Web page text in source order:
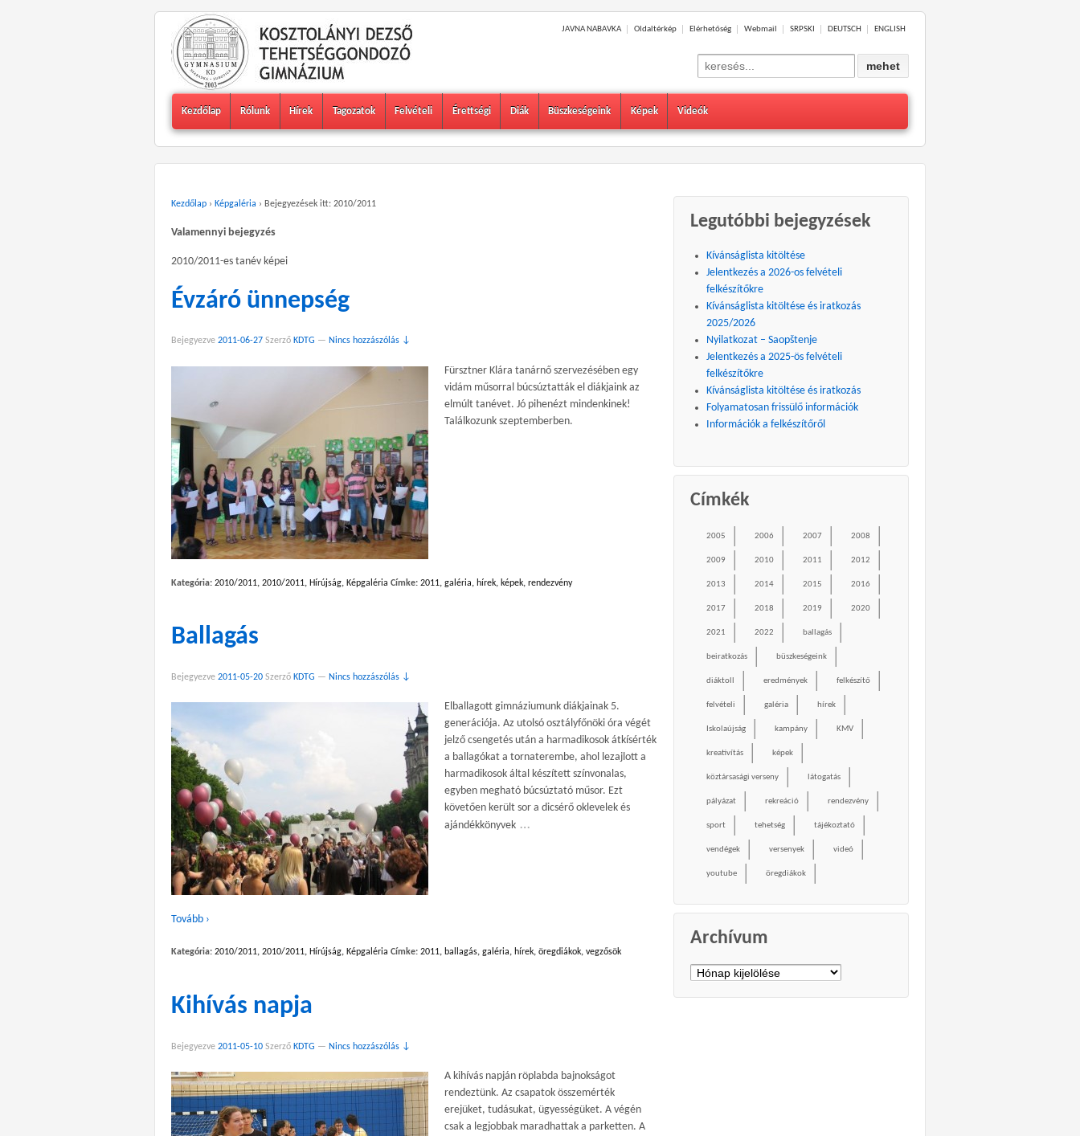
JAVNA NABAVKA Oldaltérkép Elérhetőség Webmail SRPSKI DEUTSCH ENGLISH
Search
for:
Kezdőlap Rólunk Hírek Tagozatok Felvételi Érettségi Diák Büszkeségeink Képek Videók
Kezdőlap › Képgaléria › Bejegyezések itt: 2010/2011
Valamennyi bejegyzés
2010/2011-es tanév képei
Évzáró ünnepség
Bejegyezve 2011-06-27 Szerző KDTG — Nincs hozzászólás ↓
Fürsztner Klára tanárnő szervezésében egy
vidám műsorral búcsúztatták el diákjaink az
elmúlt tanévet. Jó pihenézt mindenkinek!
Találkozunk szeptemberben.
Kategória: 2010/2011, 2010/2011, Hírújság, Képgaléria Címke: 2011, galéria, hírek, képek, rendezvény
Ballagás
Bejegyezve 2011-05-20 Szerző KDTG — Nincs hozzászólás ↓
Elballagott gimnáziumunk diákjainak 5.
generációja. Az utolsó osztályfőnöki óra végét
jelző csengetés után a harmadikosok átkísérték
a ballagókat a tornaterembe, ahol lezajlott a
harmadikosok által készített színvonalas,
egyben megható búcsúztató műsor. Ezt
követően került sor a dicsérő oklevelek és
ajándékkönyvek …
Tovább ›
Kategória: 2010/2011, 2010/2011, Hírújság, Képgaléria Címke: 2011, ballagás, galéria, hírek, öregdiákok, vegzősök
Kihívás napja
Bejegyezve 2011-05-10 Szerző KDTG — Nincs hozzászólás ↓
A kihívás napján röplabda bajnokságot
rendeztünk. Az csapatok összemérték
erejüket, tudásukat, ügyességüket. A végén
csak a legjobbak maradhattak a parketten. A
Legutóbbi bejegyzések
Kívánságlista kitöltése
Jelentkezés a 2026-os felvételi
felkészítőkre
Kívánságlista kitöltése és iratkozás
2025/2026
Nyilatkozat – Saopštenje
Jelentkezés a 2025-ös felvételi
felkészítőkre
Kívánságlista kitöltése és iratkozás
Folyamatosan frissülő információk
Információk a felkészítőről
Címkék
2005 2006 2007 2008
2009 2010 2011 2012
2013 2014 2015 2016
2017 2018 2019 2020
2021 2022 ballagás
beiratkozás büszkeségeink
diáktoll eredmények felkészítő
felvételi galéria hírek
Iskolaújság kampány KMV
kreativítás képek
köztársasági verseny látogatás
pályázat rekreáció rendezvény
sport tehetség tájékoztató
vendégek versenyek videó
youtube öregdiákok
Archívum
Archívum